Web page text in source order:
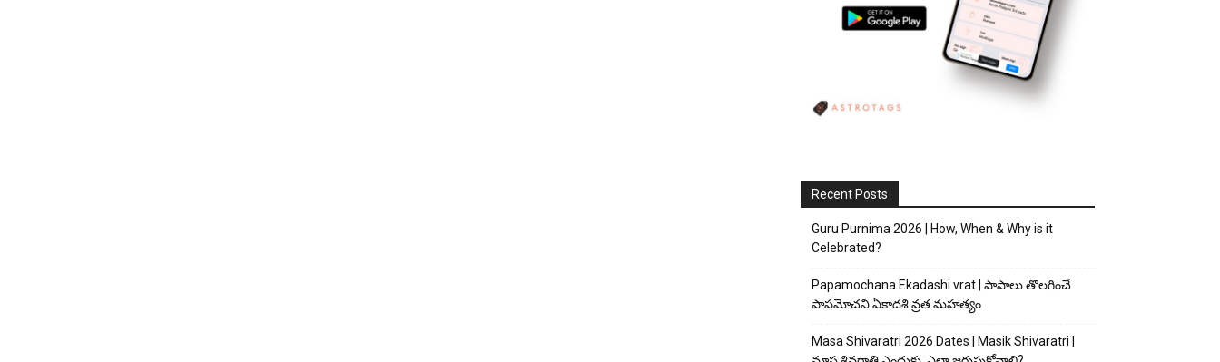
Recent Posts
Guru Purnima 2026 | How, When & Why is it
Celebrated?
Papamochana Ekadashi vrat | పాపాలు తొలగించే
పాపమోచని ఏకాదశి వ్రత మహత్యం
Masa Shivaratri 2026 Dates | Masik Shivaratri |